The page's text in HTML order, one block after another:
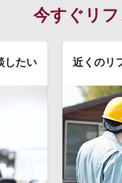
今すぐリ
したい 近くのリ